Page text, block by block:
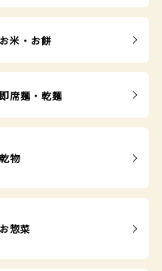
お米・お餅
即席麺・乾麺
乾物
お惣菜